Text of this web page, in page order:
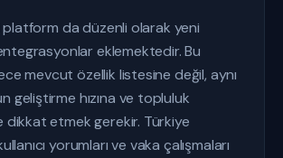
platform da düzenli olarak yeni
eklemektedir. Bu
mevcut özellik listesine değil, aynı
geliştirme hızına ve topluluk
etmek gerekir. Türkiye
yorumları ve vaka çalışmaları